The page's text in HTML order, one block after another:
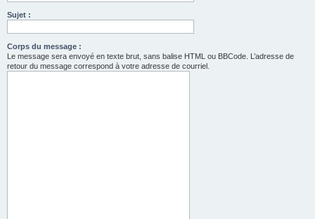
Sujet :
Corps du message :
Le message sera envoyé en texte brut, sans balise HTML ou BBCode. L’adresse de
retour du message correspond à votre adresse de courriel.